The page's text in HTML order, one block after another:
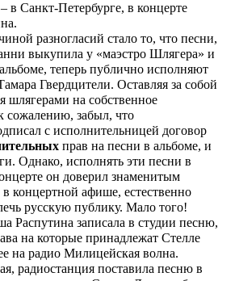
в Санкт-Петербурге, в концерте
разногласий стало то, что песни,
выкупила у «маэстро Шлягера» и
теперь публично исполняют
Гвердцители. Оставляя за собой
шлягерами на собственное
сожалению, забыл, что
с исполнительницей договор
прав на песни в альбоме, и
Однако, исполнять эти песни в
он доверил знаменитым
концертной афише, естественно
русскую публику. Мало того!
Распутина записала в студии песню,
на которые принадлежат Стелле
на радио Милицейская волна.
радиостанция поставила песню в